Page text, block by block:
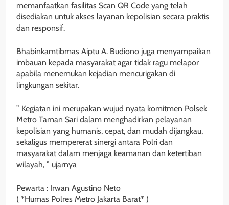
memanfaatkan fasilitas Scan QR Code yang telah
disediakan untuk akses layanan kepolisian secara praktis
dan responsif.
Bhabinkamtibmas Aiptu A. Budiono juga menyampaikan
imbauan kepada masyarakat agar tidak ragu melapor
apabila menemukan kejadian mencurigakan di
lingkungan sekitar.
” Kegiatan ini merupakan wujud nyata komitmen Polsek
Metro Taman Sari dalam menghadirkan pelayanan
kepolisian yang humanis, cepat, dan mudah dijangkau,
sekaligus mempererat sinergi antara Polri dan
masyarakat dalam menjaga keamanan dan ketertiban
wilayah, ” ujarnya
Pewarta : Irwan Agustino Neto
( *Humas Polres Metro Jakarta Barat* )